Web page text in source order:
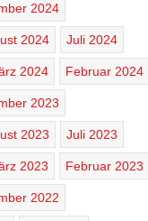
2024
2024 Juli 2024
2024 Februar 2024
2023
2023 Juli 2023
2023 Februar 2023
2022